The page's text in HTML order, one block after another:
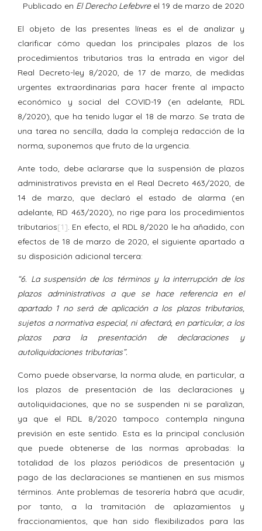
Publicado en El Derecho Lefebvre el 19 de marzo de 2020
El objeto de las presentes líneas es el de analizar y
clarificar cómo quedan los principales plazos de los
procedimientos tributarios tras la entrada en vigor del
Real Decreto-ley 8/2020, de 17 de marzo, de medidas
urgentes extraordinarias para hacer frente al impacto
económico y social del COVID-19 (en adelante, RDL
8/2020), que ha tenido lugar el 18 de marzo. Se trata de
una tarea no sencilla, dada la compleja redacción de la
norma, suponemos que fruto de la urgencia.
Ante todo, debe aclararse que la suspensión de plazos
administrativos prevista en el Real Decreto 463/2020, de
14 de marzo, que declaró el estado de alarma (en
adelante, RD 463/2020), no rige para los procedimientos
tributarios[1]. En efecto, el RDL 8/2020 le ha añadido, con
efectos de 18 de marzo de 2020, el siguiente apartado a
su disposición adicional tercera:
“6. La suspensión de los términos y la interrupción de los
plazos administrativos a que se hace referencia en el
apartado 1 no será de aplicación a los plazos tributarios,
sujetos a normativa especial, ni afectará, en particular, a los
plazos para la presentación de declaraciones y
autoliquidaciones tributarias”.
Como puede observarse, la norma alude, en particular, a
los plazos de presentación de las declaraciones y
autoliquidaciones, que no se suspenden ni se paralizan,
ya que el RDL 8/2020 tampoco contempla ninguna
previsión en este sentido. Esta es la principal conclusión
que puede obtenerse de las normas aprobadas: la
totalidad de los plazos periódicos de presentación y
pago de las declaraciones se mantienen en sus mismos
términos. Ante problemas de tesorería habrá que acudir,
por tanto, a la tramitación de aplazamientos y
fraccionamientos, que han sido flexibilizados para las